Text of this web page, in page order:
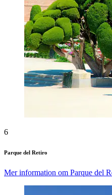
6
Parque del Retiro
Mer information om Parque del